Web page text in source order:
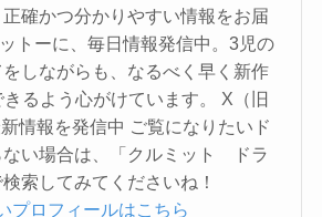
確かつ分かりやすい情報をお届
トーに、毎日情報発信中。3児の
しながらも、なるべく早く新作
るよう心がけています。 X（旧
情報を発信中 ご覧になりたいド
ない場合は、「クルミット ドラ
索してみてくださいね！
プロフィールはこちら